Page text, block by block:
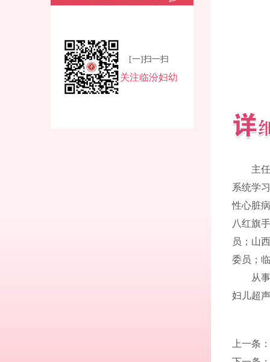
[一]扫一扫
关注临汾妇幼
主
系统学
性心脏
八红旗
员；山
委员；
从
妇儿超
上一条